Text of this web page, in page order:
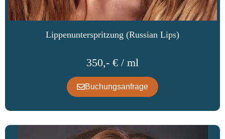
Lippenunterspritzung (Russian Lips)
350,- € / ml
Buchungsanfrage